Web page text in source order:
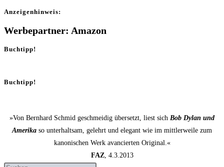
Anzei­gen­hin­weis:
Werbepartner: Amazon
Buchtipp!
Buchtipp!
»Von Bernhard Schmid geschmeidig übersetzt, liest sich Bob Dylan und
Amerika so unterhaltsam, gelehrt und elegant wie im mittlerweile zum
kanonischen Werk avancierten Original.«
FAZ, 4.3.2013